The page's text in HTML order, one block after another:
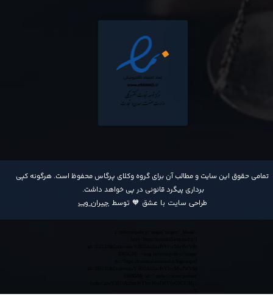
​تمامی حقوق این سایت و مطالب آن برای گروه وکلای پرگاس محفوظ است. هرگونه کپی
برداری پیگرد قانونی در پی خواهد داشت​​​​​​​.
طراحی سایت با عشق 🧡 توسط جیران وب